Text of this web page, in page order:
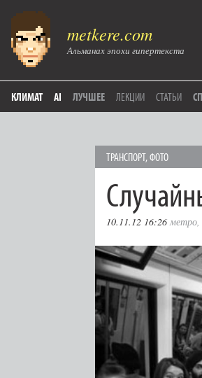
metkere.com
Альманах эпохи гипертекста
КЛИМАТ AI ЛУЧШЕЕ ЛЕКЦИИ СТАТЬИ
ТРАНСПОРТ,ФОТО
10.11.12 16:26 метро,